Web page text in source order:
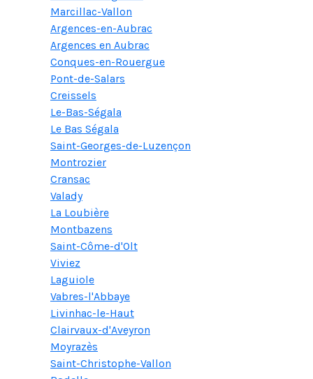
Marcillac-Vallon
Argences-en-Aubrac
Argences en Aubrac
Conques-en-Rouergue
Pont-de-Salars
Creissels
Le-Bas-Ségala
Le Bas Ségala
Saint-Georges-de-Luzençon
Montrozier
Cransac
Valady
La Loubière
Montbazens
Saint-Côme-d'Olt
Viviez
Laguiole
Vabres-l'Abbaye
Livinhac-le-Haut
Clairvaux-d'Aveyron
Moyrazès
Saint-Christophe-Vallon